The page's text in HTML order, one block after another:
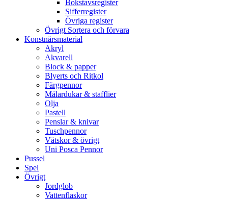
Bokstavsregister
Sifferregister
Övriga register
Övrigt Sortera och förvara
Konstnärsmaterial
Akryl
Akvarell
Block & papper
Blyerts och Ritkol
Färgpennor
Målardukar & stafflier
Olja
Pastell
Penslar & knivar
Tuschpennor
Vätskor & övrigt
Uni Posca Pennor
Pussel
Spel
Övrigt
Jordglob
Vattenflaskor